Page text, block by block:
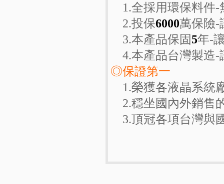
1.全採用環保料件-
2.投保6000萬保險-
3.本產品保固5年-
4.本產品台灣製造-
◎保證第一
1.榮獲各液晶系統
2.穩坐國內外銷售
3.頂冠各項台灣與